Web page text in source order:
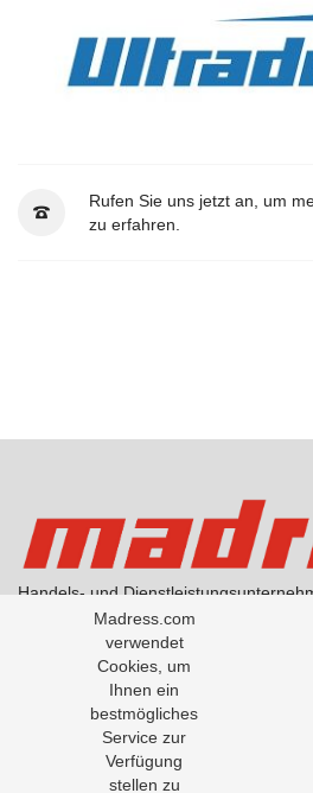
Rufen Sie uns jetzt an, um
zu erfahren.
Handels- und
AGB Handel
AGB Übersetzungen
Datenschutzerklärung
Über Madress
Office: +43-1-5334791-0
Fax: +43-1-5334791-50
Madress.com
verwendet
Cookies, um
Ihnen ein
bestmögliches
Service zur
Verfügung
stellen zu